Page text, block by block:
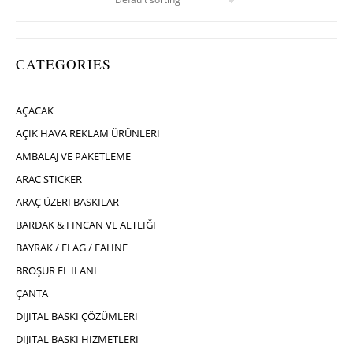
CATEGORIES
AÇACAK
AÇIK HAVA REKLAM ÜRÜNLERI
AMBALAJ VE PAKETLEME
ARAC STICKER
ARAÇ ÜZERI BASKILAR
BARDAK & FINCAN VE ALTLIĞI
BAYRAK / FLAG / FAHNE
BROŞÜR EL İLANI
ÇANTA
DIJITAL BASKI ÇÖZÜMLERI
DIJITAL BASKI HIZMETLERI